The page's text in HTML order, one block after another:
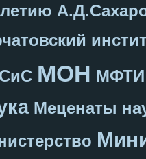
МОН МФТИ
Меценаты